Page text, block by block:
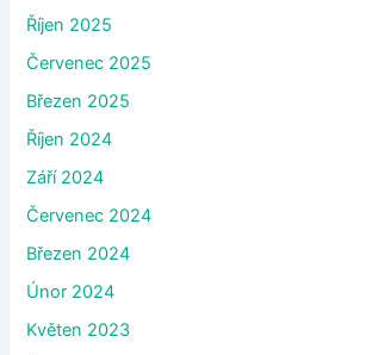
Říjen 2025
Červenec 2025
Březen 2025
Říjen 2024
Září 2024
Červenec 2024
Březen 2024
Únor 2024
Květen 2023